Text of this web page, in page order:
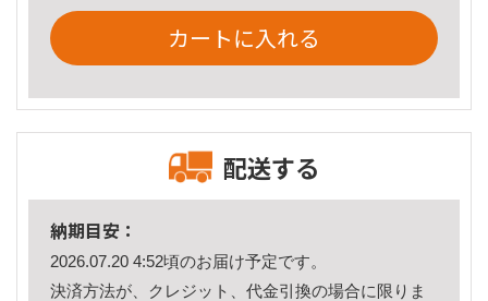
カートに入れる
配送する
納期目安：
2026.07.20 4:52頃のお届け予定です。
決済方法が、クレジット、代金引換の場合に限りま